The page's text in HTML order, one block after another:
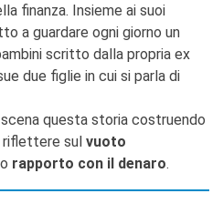
finanza. Insieme ai suoi
a guardare ogni giorno un
scritto dalla propria ex
due figlie in cui si parla di
questa storia costruendo
riflettere sul vuoto
rapporto con il denaro.